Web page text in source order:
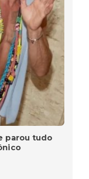
parou tudo